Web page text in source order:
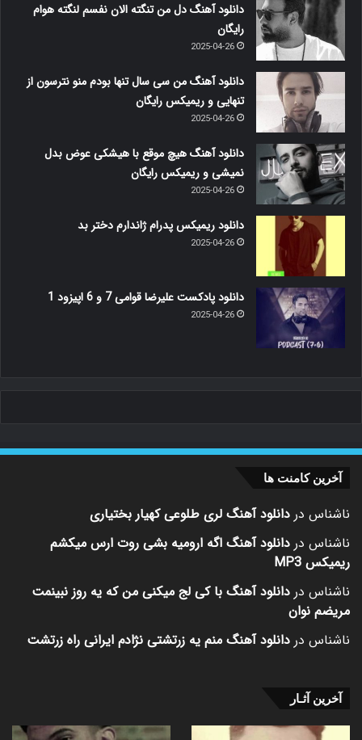
دانلود آهنگ دل من تنگته الان نفسم لنگته هوام
رایگان
2025-04-26
دانلود آهنگ من سی سال تنها بودم منو نترسون از
تنهایی و ریمیکس رایگان
2025-04-26
دانلود آهنگ هیچ موقع با هیشکی عوض بدل
نمیشی و ریمیکس رایگان
2025-04-26
دانلود ریمیکس پدرام ژاندارم دختر بد
2025-04-26
دانلود پادکست علیرضا قوامی 7 و 6 اپیزود 1
2025-04-26
آخرین کامنت ها
ناشناس در دانلود آهنگ لری طلوعی کهیار بختیاری
ناشناس در دانلود آهنگ اگه ارومیه بشی روت ارس میکشم
ریمیکس MP3
ناشناس در دانلود آهنگ با کی لج میکنی من که یه روز نبینمت
مریضم نوان
ناشناس در دانلود آهنگ منم یه زرتشتی نژادم ایرانی راه زرتشت
آخرین آثـار